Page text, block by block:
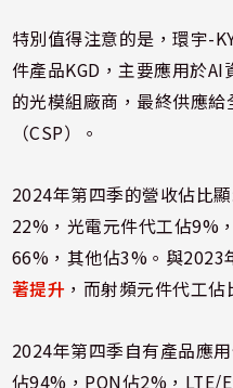
特別值得注意的是，環宇-
件產品KGD，主要應用於
的光模組廠商，最終供應
（CSP）。
2024年第四季的營收佔比
22%，光電元件代工佔9%
66%，其他佔3%。與2023
著提升 ，而射頻元件代工佔
2024年第四季自有產品應
佔94%，PON佔2%，